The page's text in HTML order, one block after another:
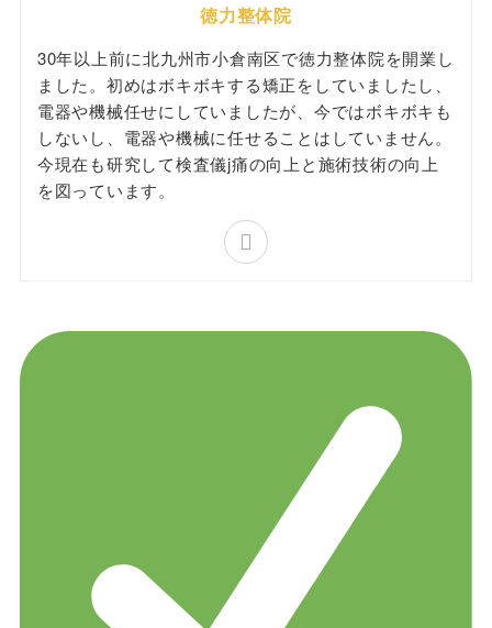
徳力整体院
30年以上前に北九州市小倉南区で徳力整体院を開業し
ました。初めはボキボキする矯正をしていましたし、
電器や機械任せにしていましたが、今ではボキボキも
しないし、電器や機械に任せることはしていません。
今現在も研究して検査儀j痛の向上と施術技術の向上
を図っています。